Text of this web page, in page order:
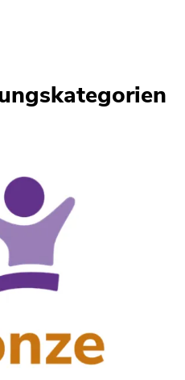
Die Verbraucherschule
mehr dazu